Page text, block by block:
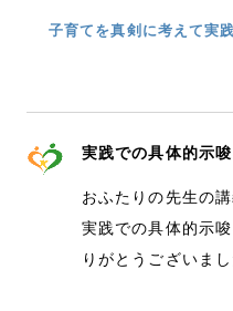
子育てを真剣に考えて実
実践での具体的示
おふたりの先生の
実践での具体的示
りがとうございまし